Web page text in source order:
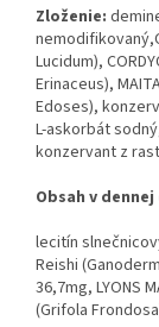
Zloženie:
Lucidum),
Erinaceus),
Edoses),
L-askorbát
konzervant z
Obsah v
lecitín
Reishi
36,7mg, LYONS
(Grifola